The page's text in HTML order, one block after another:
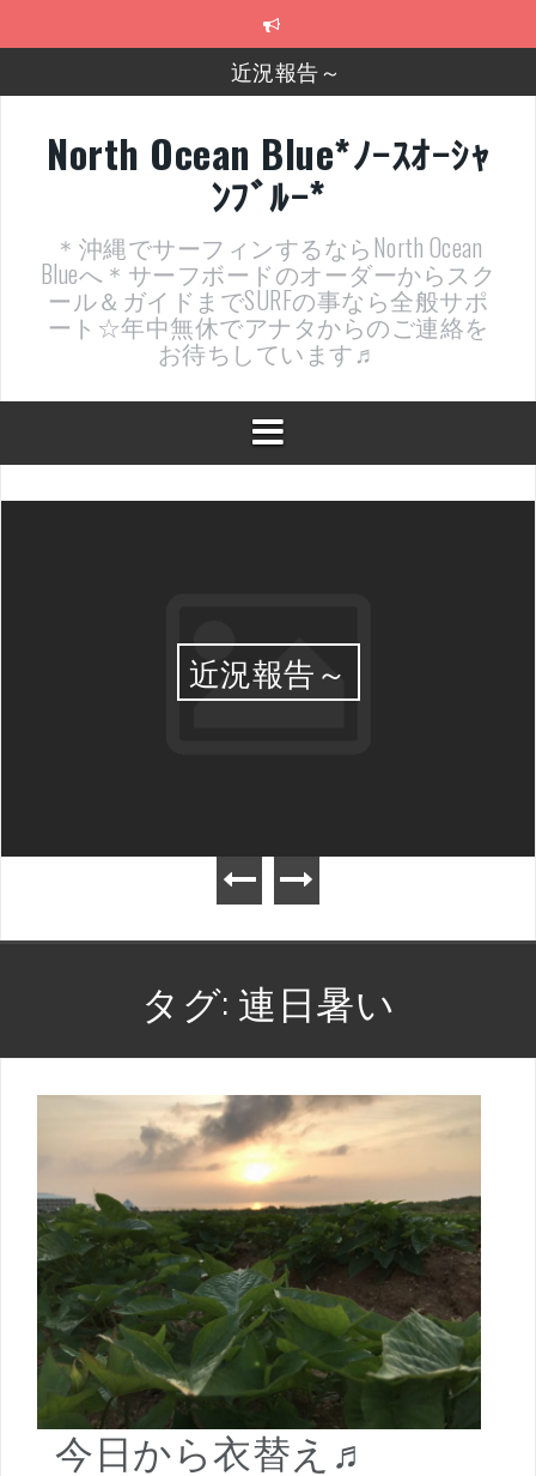
近況報告～
2025年もあざ～した！
近況報告ww
ヤッチマッターーーー！！！
支部長就任報告と支部予選・検定開催決定！
North Ocean Blue*ﾉｰｽｵｰｼｬ
ﾝﾌﾞﾙｰ*
＊沖縄でサーフィンするならNorth Ocean
Blueへ＊サーフボードのオーダーからスク
ール＆ガイドまでSURFの事なら全般サポ
ート☆年中無休でアナタからのご連絡を
お待ちしています♬
近況報告～
タグ: 連日暑い
今日から衣替え♬